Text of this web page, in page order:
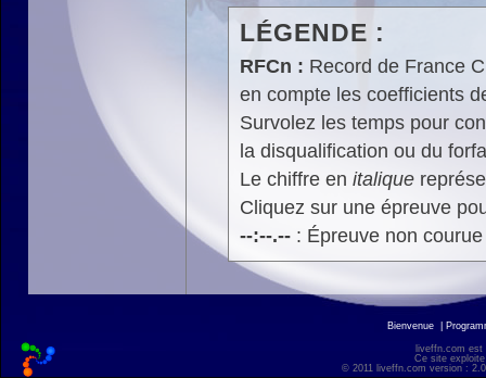
LÉGENDE :
RFCn : Record de France
en compte les coefficients
Survolez les temps pour
la disqualification ou du
Le chiffre en italique
Cliquez sur une épreuve
--:--.--: Épreuve non
Bienvenue
liveffn.com est
Ce site
© 2011 liveffn.com version :